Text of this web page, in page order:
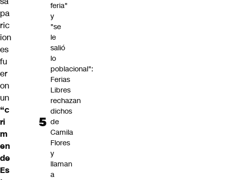
pa
ric
ion
es
fu
er
on
un
“c
ri
m
en
de
Es
feria"
y
"se
le
salió
lo
poblacional":
Ferias
Libres
rechazan
dichos
de
Camila
Flores
y
llaman
a